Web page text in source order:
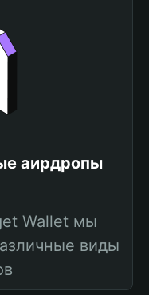
аирдропы
Wallet мы
виды